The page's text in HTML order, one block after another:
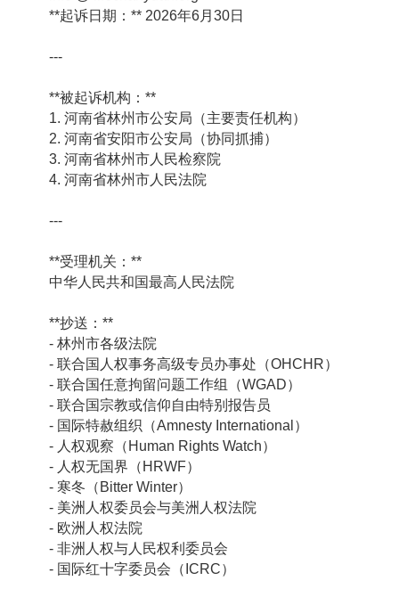
**起诉日期：** 2026年6月30日
---
**被起诉机构：**
1. 河南省林州市公安局（主要责任机构）
2. 河南省安阳市公安局（协同抓捕）
3. 河南省林州市人民检察院
4. 河南省林州市人民法院
---
**受理机关：**
中华人民共和国最高人民法院
**抄送：**
- 林州市各级法院
- 联合国人权事务高级专员办事处（OHCHR）
- 联合国任意拘留问题工作组（WGAD）
- 联合国宗教或信仰自由特别报告员
- 国际特赦组织（Amnesty International）
- 人权观察（Human Rights Watch）
- 人权无国界（HRWF）
- 寒冬（Bitter Winter）
- 美洲人权委员会与美洲人权法院
- 欧洲人权法院
- 非洲人权与人民权利委员会
- 国际红十字委员会（ICRC）